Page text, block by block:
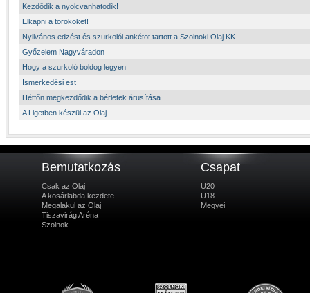
Kezdődik a nyolcvanhatodik!
Elkapni a törököket!
Nyilvános edzést és szurkolói ankétot tartott a Szolnoki Olaj KK
Győzelem Nagyváradon
Hogy a szurkoló boldog legyen
Ismerkedési est
Hétfőn megkezdődik a bérletek árusítása
A Ligetben készül az Olaj
Bemutatkozás
Csak az Olaj
A kosárlabda kezdete
Megalakul az Olaj
Tiszavirág Aréna
Szolnok
Csapat
U20
U18
Megyei